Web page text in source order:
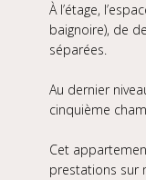
À l’étage,
baignoire), de
séparées.
Au dernier
cinquième
Cet
prestations sur